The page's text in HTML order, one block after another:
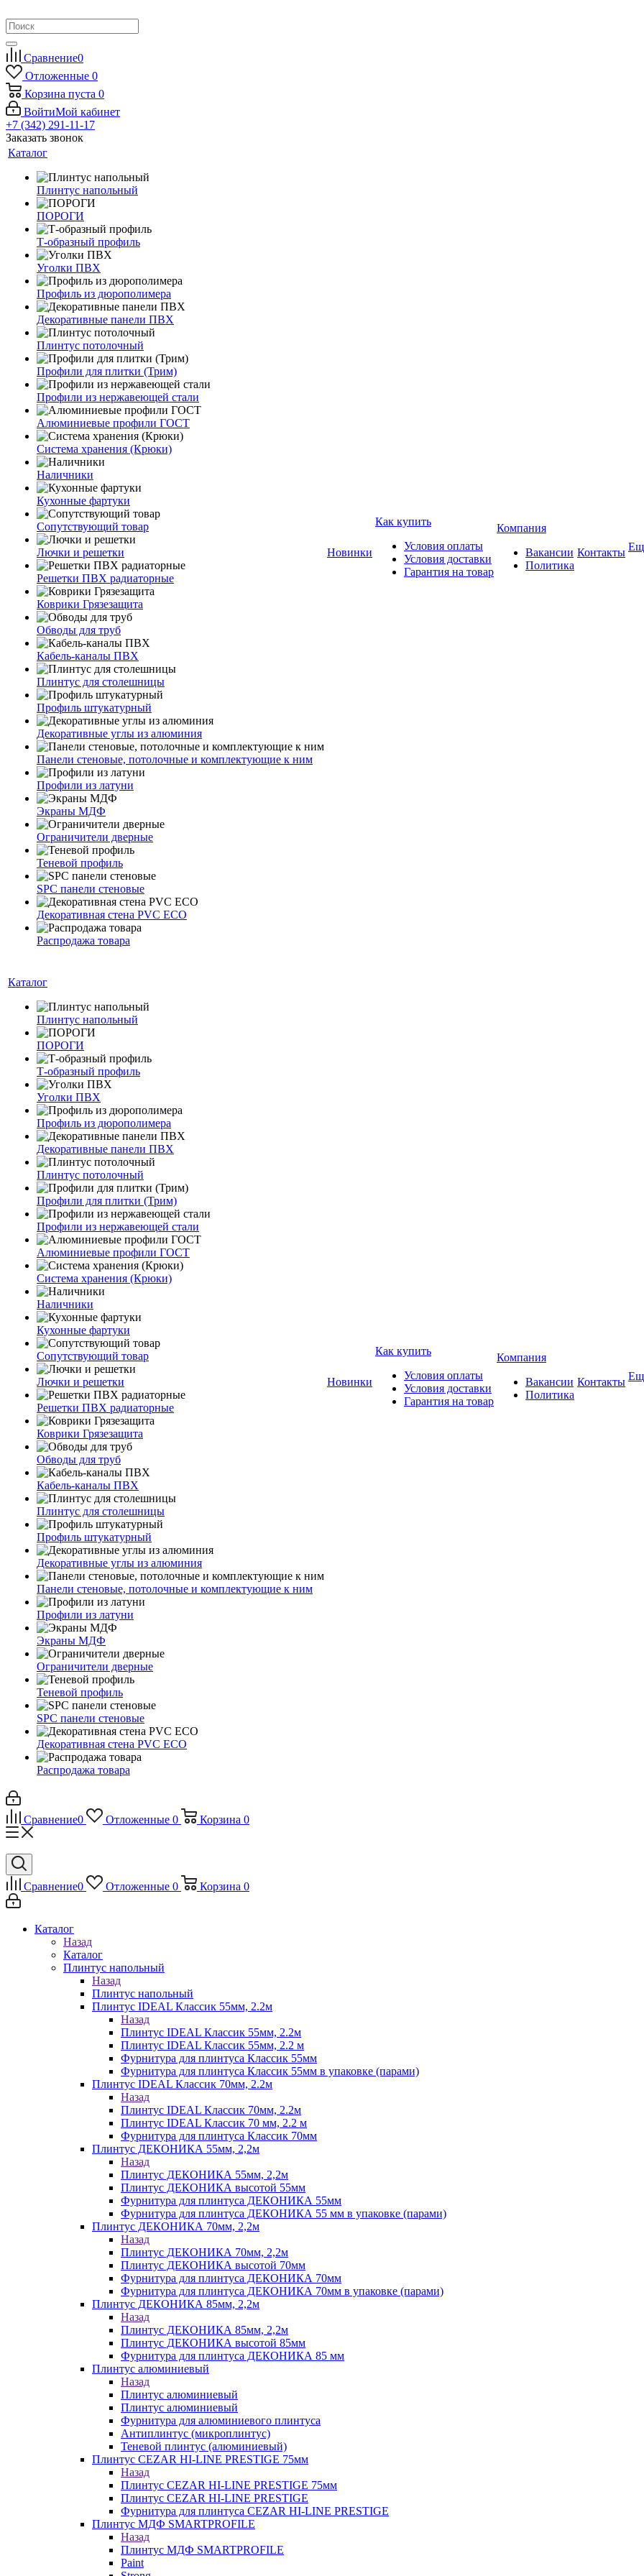
Сравнение0
Отложенные 0
Корзина пуста 0
ВойтиМой кабинет
+7 (342) 291-11-17
Заказать звонок
Каталог
Плинтус напольный
ПОРОГИ
Т-образный профиль
Уголки ПВХ
Профиль из дюрополимера
Декоративные панели ПВХ
Плинтус потолочный
Профили для плитки (Трим)
Профили из нержавеющей стали
Алюминиевые профили ГОСТ
Система хранения (Крюки)
Наличники
Кухонные фартуки
Сопутствующий товар
Лючки и решетки
Решетки ПВХ радиаторные
Коврики Грязезащита
Обводы для труб
Кабель-каналы ПВХ
Плинтус для столешницы
Профиль штукатурный
Декоративные углы из алюминия
Панели стеновые, потолочные и комплектующие к ним
Профили из латуни
Экраны МДФ
Ограничители дверные
Теневой профиль
SPC панели стеновые
Декоративная стена PVC ECO
Распродажа товара
Новинки
Как купить
Условия оплаты
Условия доставки
Гарантия на товар
Компания
Вакансии
Политика
Контакты
Каталог
Плинтус напольный
ПОРОГИ
Т-образный профиль
Уголки ПВХ
Профиль из дюрополимера
Декоративные панели ПВХ
Плинтус потолочный
Профили для плитки (Трим)
Профили из нержавеющей стали
Алюминиевые профили ГОСТ
Система хранения (Крюки)
Наличники
Кухонные фартуки
Сопутствующий товар
Лючки и решетки
Решетки ПВХ радиаторные
Коврики Грязезащита
Обводы для труб
Кабель-каналы ПВХ
Плинтус для столешницы
Профиль штукатурный
Декоративные углы из алюминия
Панели стеновые, потолочные и комплектующие к ним
Профили из латуни
Экраны МДФ
Ограничители дверные
Теневой профиль
SPC панели стеновые
Декоративная стена PVC ECO
Распродажа товара
Новинки
Как купить
Условия оплаты
Условия доставки
Гарантия на товар
Компания
Вакансии
Политика
Контакты
Сравнение0 Отложенные 0 Корзина 0
Сравнение0 Отложенные 0 Корзина 0
Каталог
Назад
Каталог
Плинтус напольный
Назад
Плинтус напольный
Плинтус IDEAL Классик 55мм, 2.2м
Назад
Плинтус IDEAL Классик 55мм, 2.2м
Плинтус IDEAL Классик 55мм, 2.2 м
Фурнитура для плинтуса Классик 55мм
Фурнитура для плинтуса Классик 55мм в упаковке (парами)
Плинтус IDEAL Классик 70мм, 2.2м
Назад
Плинтус IDEAL Классик 70мм, 2.2м
Плинтус IDEAL Классик 70 мм, 2.2 м
Фурнитура для плинтуса Классик 70мм
Плинтус ДЕКОНИКА 55мм, 2,2м
Назад
Плинтус ДЕКОНИКА 55мм, 2,2м
Плинтус ДЕКОНИКА высотой 55мм
Фурнитура для плинтуса ДЕКОНИКА 55мм
Фурнитура для плинтуса ДЕКОНИКА 55 мм в упаковке (парами)
Плинтус ДЕКОНИКА 70мм, 2,2м
Назад
Плинтус ДЕКОНИКА 70мм, 2,2м
Плинтус ДЕКОНИКА высотой 70мм
Фурнитура для плинтуса ДЕКОНИКА 70мм
Фурнитура для плинтуса ДЕКОНИКА 70мм в упаковке (парами)
Плинтус ДЕКОНИКА 85мм, 2,2м
Назад
Плинтус ДЕКОНИКА 85мм, 2,2м
Плинтус ДЕКОНИКА высотой 85мм
Фурнитура для плинтуса ДЕКОНИКА 85 мм
Плинтус алюминиевый
Назад
Плинтус алюминиевый
Плинтус алюминиевый
Фурнитура для алюминиевого плинтуса
Антиплинтус (микроплинтус)
Теневой плинтус (алюминиевый)
Плинтус CEZAR HI-LINE PRESTIGE 75мм
Назад
Плинтус CEZAR HI-LINE PRESTIGE 75мм
Плинтус CEZAR HI-LINE PRESTIGE
Фурнитура для плинтуса CEZAR HI-LINE PRESTIGE
Плинтус МДФ SMARTPROFILE
Назад
Плинтус МДФ SMARTPROFILE
Paint